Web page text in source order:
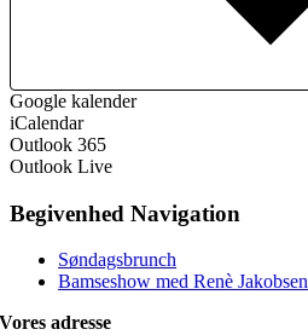
Google kalender
iCalendar
Outlook 365
Outlook Live
Begivenhed Navigation
Søndagsbrunch
Bamseshow med Renè Jakobsen
Vores adresse